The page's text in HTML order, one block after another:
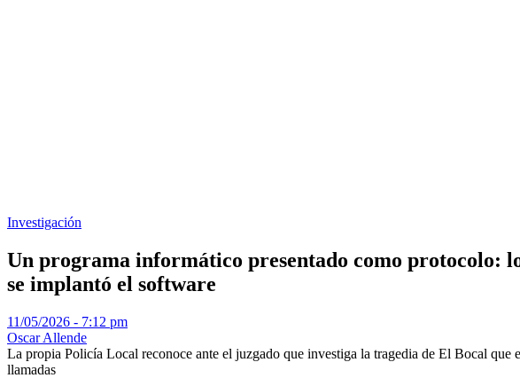
Investigación
Un programa informático presentado como protocolo:
se implantó el software
11/05/2026 - 7:12 pm
Oscar Allende
La propia Policía Local reconoce ante el juzgado que investiga la tragedia de El Bocal
llamadas